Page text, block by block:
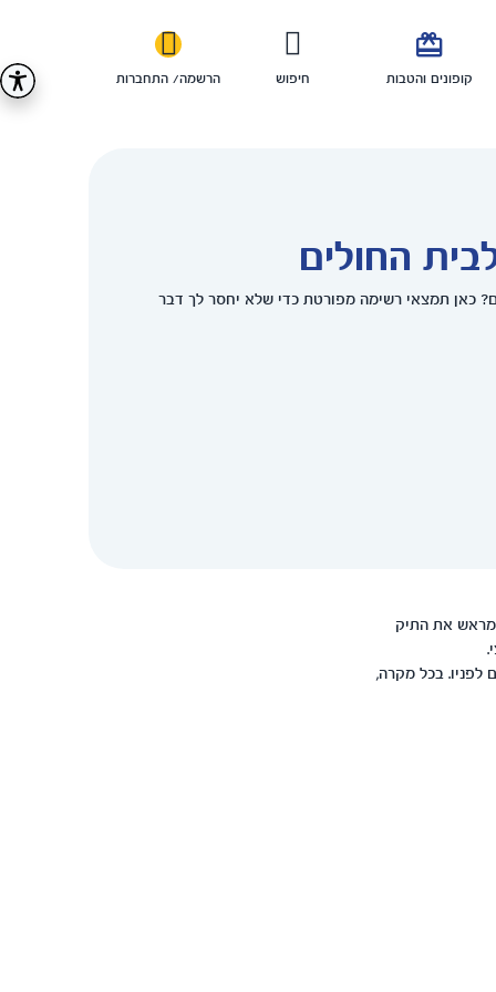

קופונים והטבות חיפוש הרשמה/ התחברות
החולים
כאן תמצאי רשימה מפורטת כדי שלא יחסר לך דבר
מראש את התיק
לפניו. בכל מקרה,